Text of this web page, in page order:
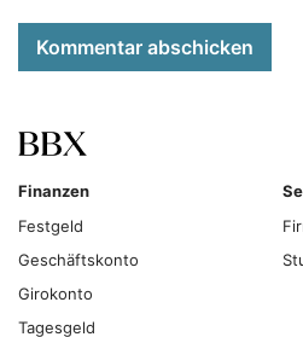
Kommentar abschicken
Finanzen
Festgeld
Geschäftskonto
Girokonto
Tagesgeld